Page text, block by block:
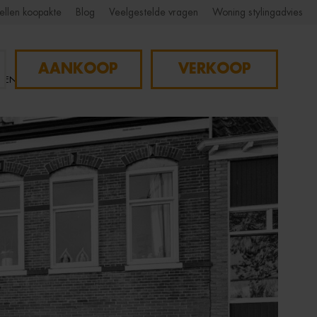
koopakte Blog Veelgestelde vragen Woning stylingadvies
AANKOOP VERKOOP